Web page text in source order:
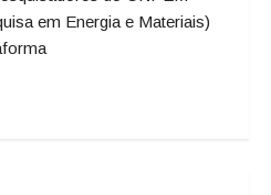
em Energia e Materiais)